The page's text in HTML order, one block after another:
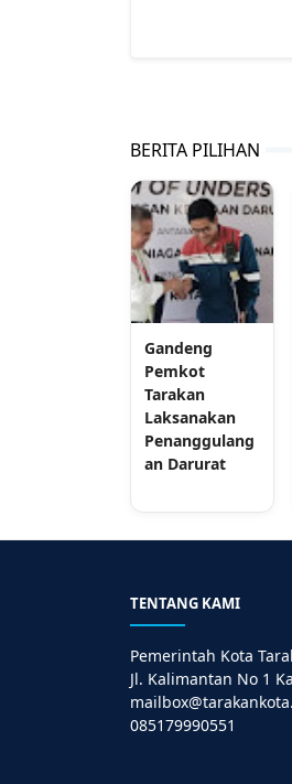
BERITA PILIHAN
Gandeng
Pemkot
Tarakan
Laksanakan
Penanggulang
an Darurat
TENTANG KAMI
Pemerintah Kota
Jl. Kalimantan No 1
085179990551